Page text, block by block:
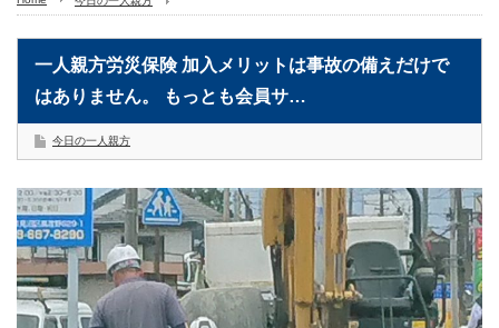
一人親方労災保険 加入メリットは事故の備えだけで
はありません。 もっとも会員サ…
今日の一人親方